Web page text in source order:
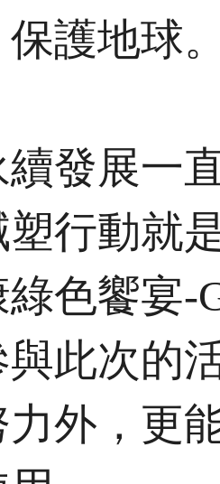
護地球
發展一
行動就
色饗宴-
此次的
力外，更